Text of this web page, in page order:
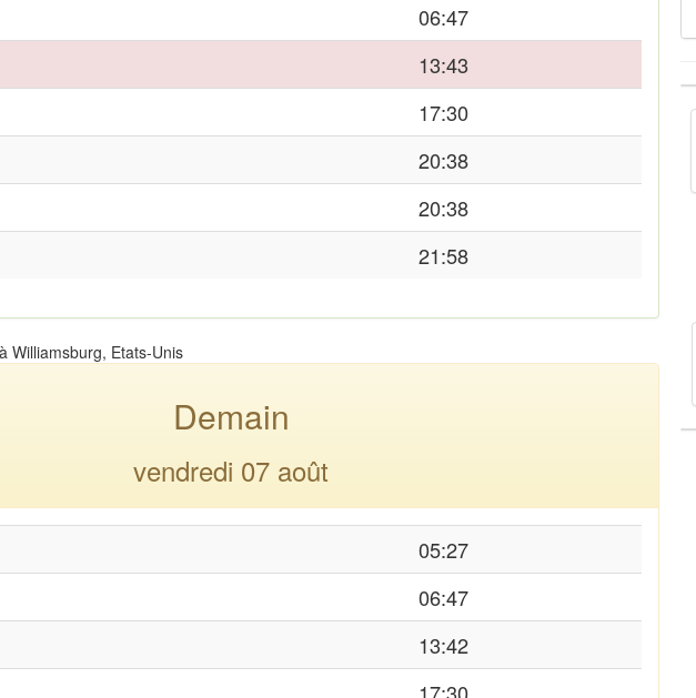
06:47
13:43
17:30
20:38
20:38
21:58
Williamsburg, Etats-Unis
Demain
vendredi 07 août
05:27
06:47
13:42
17:30